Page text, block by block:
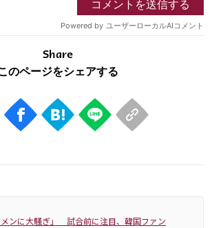
Share
ンに大騒ぎ」 試合前に注目、韓国ファン